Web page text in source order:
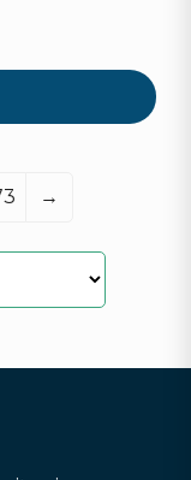
→